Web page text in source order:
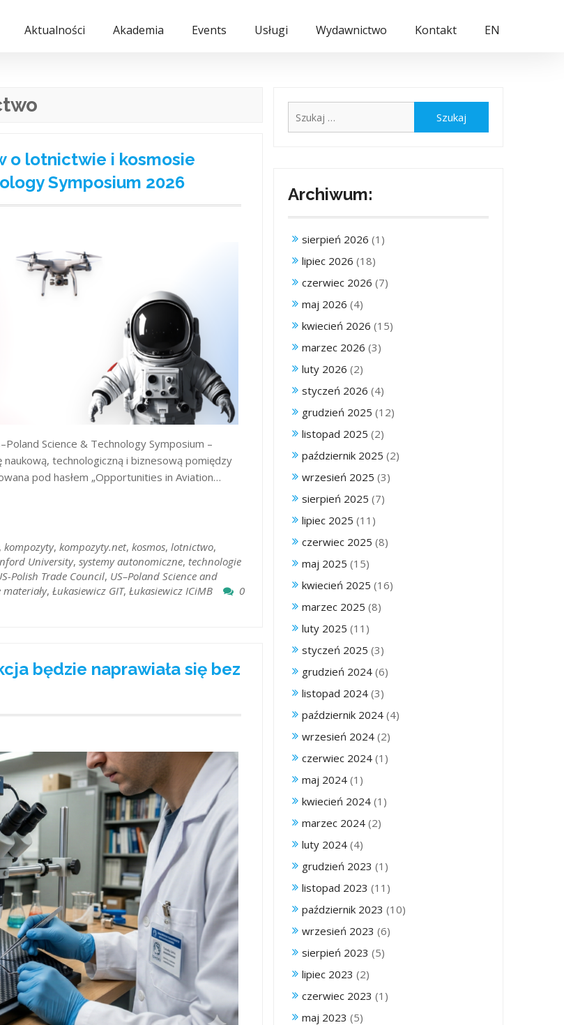
Aktualności Akademia Events Usługi Wydawnictwo Kontakt EN
o lotnictwie i kosmosie
Symposium 2026
Science & Technology Symposium –
technologiczną i biznesową pomiędzy
pod hasłem „Opportunities in Aviation…
, kompozyty, kompozyty.net, kosmos, lotnictwo,
University, systemy autonomiczne, technologie
Polish Trade Council, US–Poland Science and
, Łukasiewicz GIT, Łukasiewicz ICiMB
0
będzie naprawiała się bez
Archiwum:
sierpień 2026 (1)
lipiec 2026 (18)
czerwiec 2026 (7)
maj 2026 (4)
kwiecień 2026 (15)
marzec 2026 (3)
luty 2026 (2)
styczeń 2026 (4)
grudzień 2025 (12)
listopad 2025 (2)
październik 2025 (2)
wrzesień 2025 (3)
sierpień 2025 (7)
lipiec 2025 (11)
czerwiec 2025 (8)
maj 2025 (15)
kwiecień 2025 (16)
marzec 2025 (8)
luty 2025 (11)
styczeń 2025 (3)
grudzień 2024 (6)
listopad 2024 (3)
październik 2024 (4)
wrzesień 2024 (2)
czerwiec 2024 (1)
maj 2024 (1)
kwiecień 2024 (1)
marzec 2024 (2)
luty 2024 (4)
grudzień 2023 (1)
listopad 2023 (11)
październik 2023 (10)
wrzesień 2023 (6)
sierpień 2023 (5)
lipiec 2023 (2)
czerwiec 2023 (1)
maj 2023 (5)